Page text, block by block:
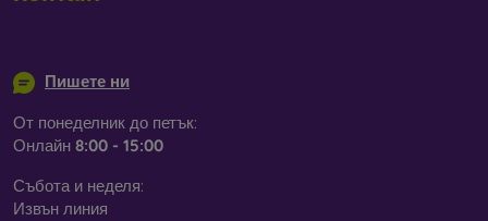
Пишете ни
От понеделник до петък:
Онлайн 8:00 - 15:00
Събота и неделя:
Извън линия